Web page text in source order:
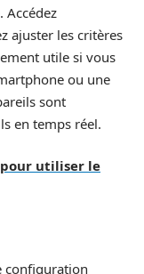
Accédez
ajuster les critères
utile si vous
ou une
sont
en temps réel.
pour utiliser le
configuration